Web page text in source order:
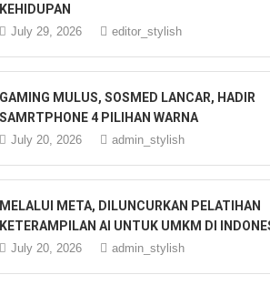
KEHIDUPAN
July 29, 2026 editor_stylish
GAMING MULUS, SOSMED LANCAR, HADIR
SAMRTPHONE 4 PILIHAN WARNA
July 20, 2026 admin_stylish
MELALUI META, DILUNCURKAN PELATIHAN
KETERAMPILAN AI UNTUK UMKM DI
July 20, 2026 admin_stylish